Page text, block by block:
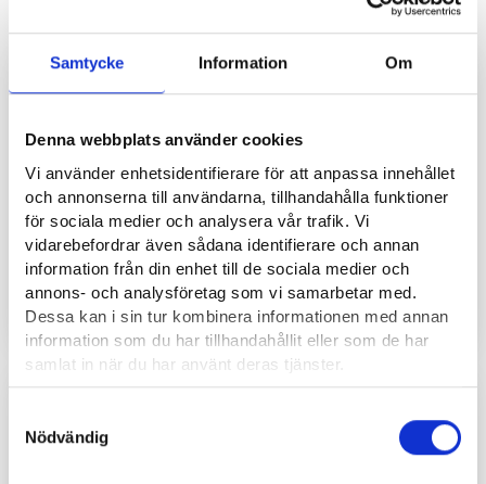
Samtycke Information Om
Denna webbplats använder cookies
Vi använder enhetsidentifierare för att anpassa innehållet
och annonserna till användarna, tillhandahålla funktioner
för sociala medier och analysera vår trafik. Vi
vidarebefordrar även sådana identifierare och annan
information från din enhet till de sociala medier och
annons- och analysföretag som vi samarbetar med.
Dessa kan i sin tur kombinera informationen med annan
information som du har tillhandahållit eller som de har
samlat in när du har använt deras tjänster.
Cookies
Nödvändig
18.8.2026 9.00
Opintojen jatkamisen ohjauspäivä Alajärvi
EVENEMANG
26.8.2026 9.00-13.00